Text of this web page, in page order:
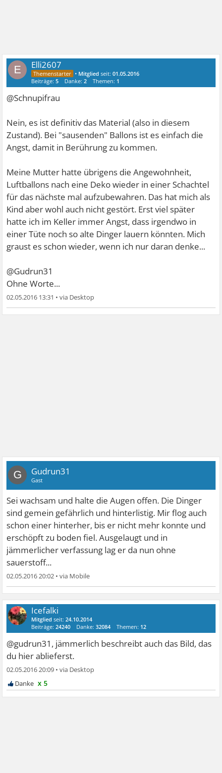
E Elli2607
• Mitglied seit:01.05.2016
Beiträge:5 Danke:2 Themen: 1
@Schnupifrau
Nein, es ist definitiv das Material (also in diesem
Zustand). Bei "sausenden" Ballons ist es einfach die
Angst, damit in Berührung zu kommen.
Meine Mutter hatte übrigens die Angewohnheit,
Luftballons nach eine Deko wieder in einer Schachtel
für das nächste mal aufzubewahren. Das hat mich als
Kind aber wohl auch nicht gestört. Erst viel später
hatte ich im Keller immer Angst, dass irgendwo in
einer Tüte noch so alte Dinger lauern könnten. Mich
graust es schon wieder, wenn ich nur daran denke...
@Gudrun31
Ohne Worte...
02.05.2016 13:31 •
G Gudrun31
Gast
Sei wachsam und halte die Augen offen. Die Dinger
sind gemein gefährlich und hinterlistig. Mir flog auch
schon einer hinterher, bis er nicht mehr konnte und
erschöpft zu boden fiel. Ausgelaugt und in
jämmerlicher verfassung lag er da nun ohne
sauerstoff...
02.05.2016 20:02 •
Icefalki
Mitglied seit:24.10.2014
Beiträge:24240 Danke:32084 Themen: 12
@gudrun31, jämmerlich beschreibt auch das Bild, das
du hier ablieferst.
02.05.2016 20:09 •
x 5